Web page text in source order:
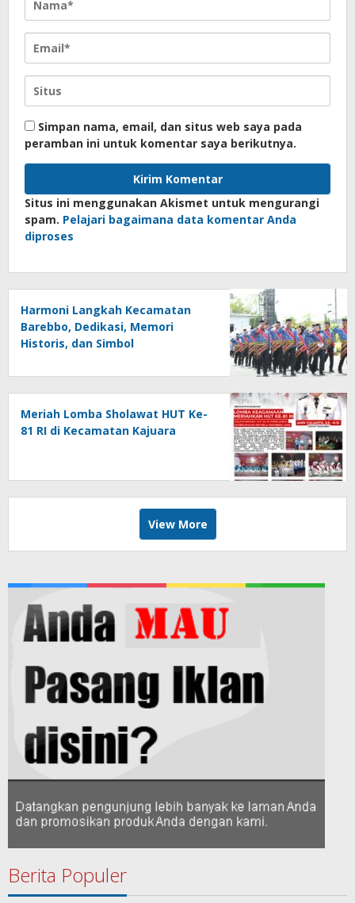
Simpan nama, email, dan situs web saya pada
peramban ini untuk komentar saya berikutnya.
Situs ini menggunakan Akismet untuk mengurangi
spam. Pelajari bagaimana data komentar Anda
diproses
Harmoni Langkah Kecamatan
Barebbo, Dedikasi, Memori
Historis, dan Simbol
Meriah Lomba Sholawat HUT Ke-
81 RI di Kecamatan Kajuara
View More
Berita Populer